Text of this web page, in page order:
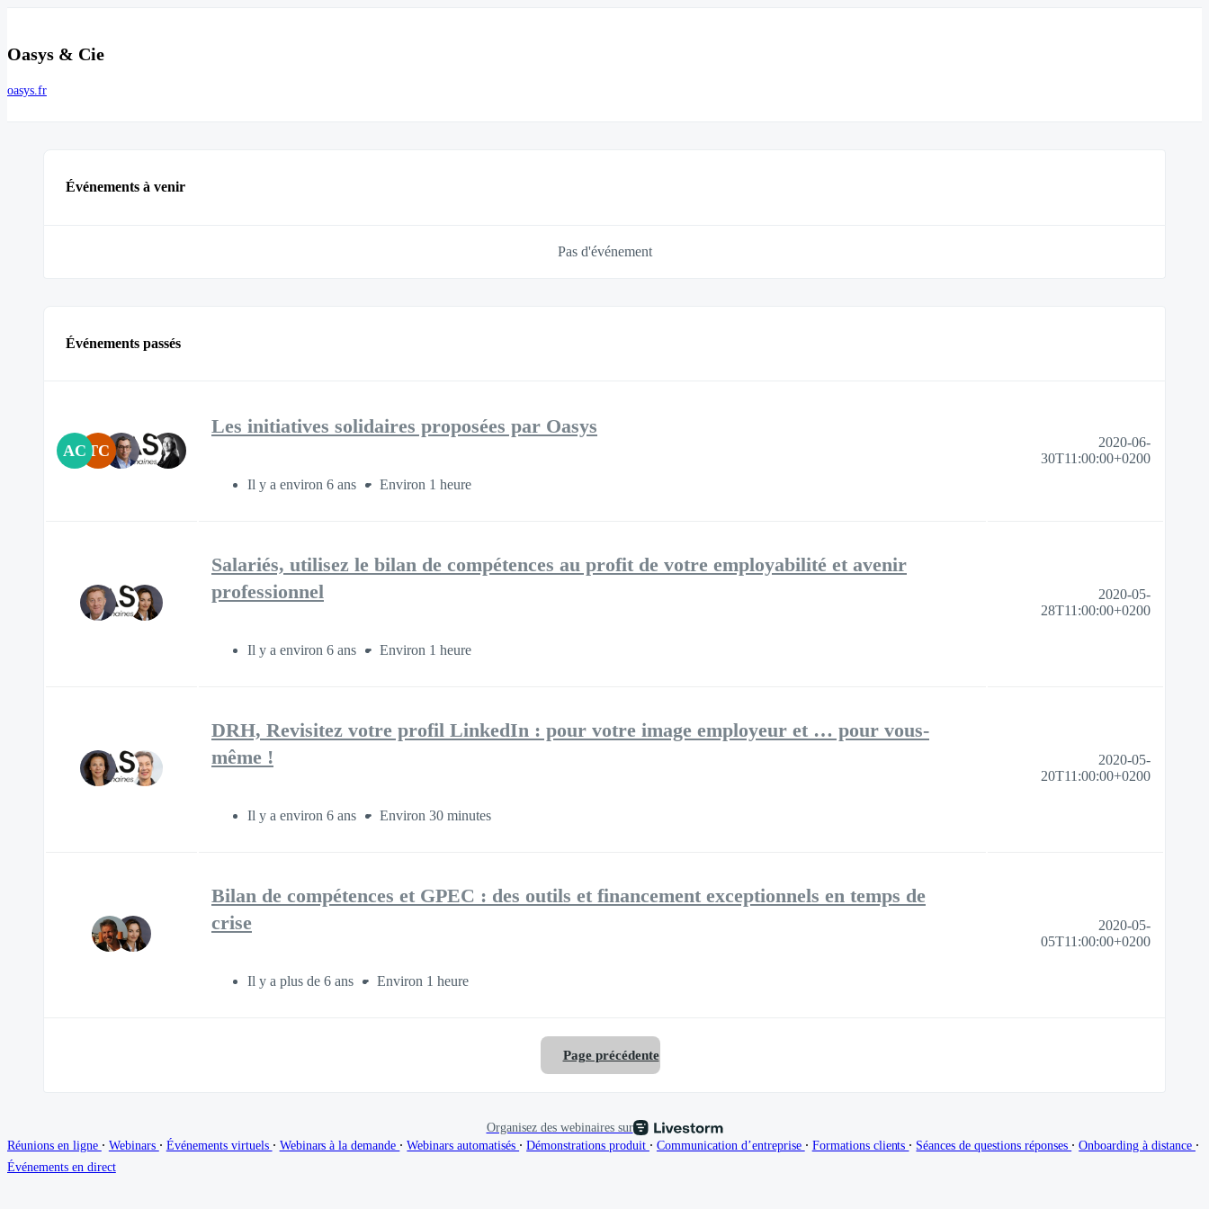
Oasys & Cie
oasys.fr
Événements à venir
Pas d'événement
Événements passés
AC TC
Les initiatives solidaires proposées par Oasys
Il y a environ 6 ans Environ 1 heure
2020-06-
30T11:00:00+0200
Salariés, utilisez le bilan de compétences au profit de votre employabilité et avenir
professionnel
Il y a environ 6 ans Environ 1 heure
2020-05-
28T11:00:00+0200
DRH, Revisitez votre profil LinkedIn : pour votre image employeur et … pour vous-
même !
Il y a environ 6 ans Environ 30 minutes
2020-05-
20T11:00:00+0200
Bilan de compétences et GPEC : des outils et financement exceptionnels en temps de
crise
Il y a plus de 6 ans Environ 1 heure
2020-05-
05T11:00:00+0200
Page précédente
Organisez des webinaires sur
Réunions en ligne ∙ Webinars ∙ Événements virtuels ∙ Webinars à la demande ∙ Webinars automatisés ∙ Démonstrations produit ∙ Communication d’entreprise ∙ Formations clients ∙ Séances de questions réponses ∙ Onboarding à distance ∙
Événements en direct